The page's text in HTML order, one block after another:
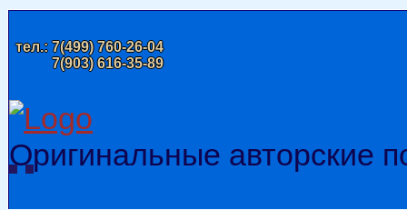
тел.:7(499) 760-26-04
7(903) 616-35-89
Оригинальные авторские